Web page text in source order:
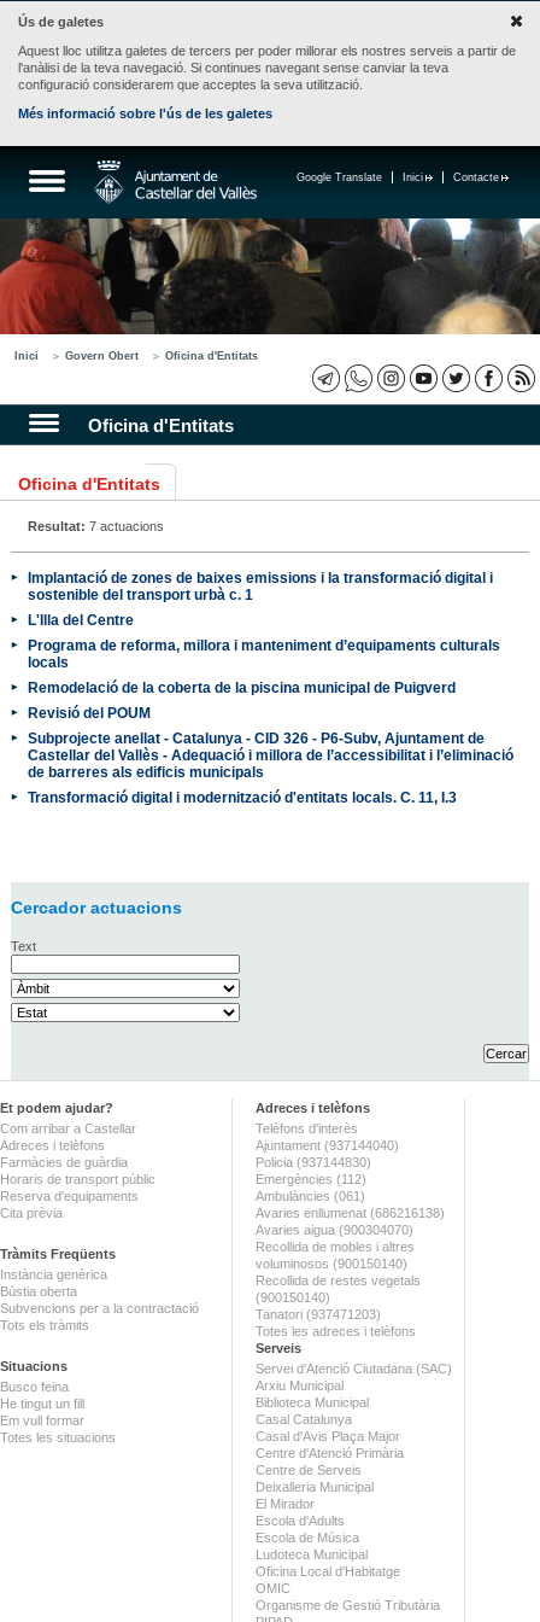
Ús de galetes
Aquest lloc utilitza galetes de tercers per poder millorar els nostres serveis a partir de
l'anàlisi de la teva navegació. Si continues navegant sense canviar la teva
configuració considerarem que acceptes la seva utilització.
Més informació sobre l'ús de les galetes
Contacte
Inici
Google Translate
Inici Govern Obert Oficina d'Entitats
Oficina d'Entitats
Oficina d'Entitats
Resultat: 7 actuacions
Implantació de zones de baixes emissions i la transformació digital i
sostenible del transport urbà c. 1
L'Illa del Centre
Programa de reforma, millora i manteniment d’equipaments culturals
locals
Remodelació de la coberta de la piscina municipal de Puigverd
Revisió del POUM
Subprojecte anellat - Catalunya - CID 326 - P6-Subv, Ajuntament de
Castellar del Vallès - Adequació i millora de l’accessibilitat i l’eliminació
de barreres als edificis municipals
Transformació digital i modernització d'entitats locals. C. 11, I.3
Cercador actuacions
Text
Et podem ajudar?
Com arribar a Castellar
Adreces i telèfons
Farmàcies de guàrdia
Horaris de transport públic
Reserva d'equipaments
Cita prèvia
Tràmits Freqüents
Instància genèrica
Bústia oberta
Subvencions per a la contractació
Tots els tràmits
Situacions
Busco feina
He tingut un fill
Em vull formar
Totes les situacions
Adreces i telèfons
Telèfons d'interès
Ajuntament (937144040)
Policia (937144830)
Emergències (112)
Ambulàncies (061)
Avaries enllumenat (686216138)
Avaries aigua (900304070)
Recollida de mobles i altres
voluminosos (900150140)
Recollida de restes vegetals
(900150140)
Tanatori (937471203)
Totes les adreces i telèfons
Serveis
Servei d'Atenció Ciutadana (SAC)
Arxiu Municipal
Biblioteca Municipal
Casal Catalunya
Casal d'Avis Plaça Major
Centre d'Atenció Primària
Centre de Serveis
Deixalleria Municipal
El Mirador
Escola d'Adults
Escola de Música
Ludoteca Municipal
Oficina Local d'Habitatge
OMIC
Organisme de Gestió Tributària